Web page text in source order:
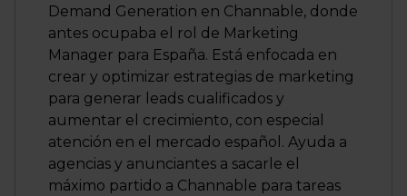
Demand Generation en Channable, donde
antes ocupaba el rol de Marketing
Manager para España. Está enfocada en
crear y optimizar estrategias de marketing
para generar leads cualificados y
aumentar el crecimiento, con especial
atención en el mercado español. Ayuda a
agencias y anunciantes a sacarle el
máximo partido a Channable para tareas